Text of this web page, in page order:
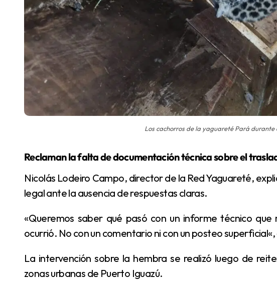
Los cachorros de la yaguareté Pará
Reclaman la falta de documentación técnicasobre el
Nicolás Lodeiro Campo, director de la Red Yaguareté, explicó que recurrieron a esta herramienta
legal ante la ausencia de respuestas claras.
«Queremos saber qué pasó con un informe técnico que muestre con evidencia qué es lo que
ocurrió. No con un comentario ni con un posteo
La intervención sobre la hembra se realizó luego de reiteradas denuncias por su presencia en
zonas urbanas de Puerto Iguazú.